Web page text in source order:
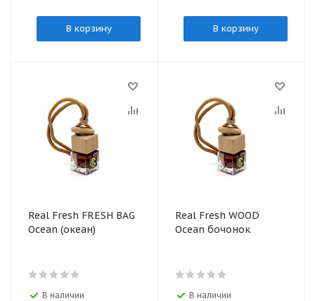
В корзину В корзину
Real Fresh FRESH BAG
Ocean (океан)
В наличии
Real Fresh WOOD
Ocean бочонок
В наличии